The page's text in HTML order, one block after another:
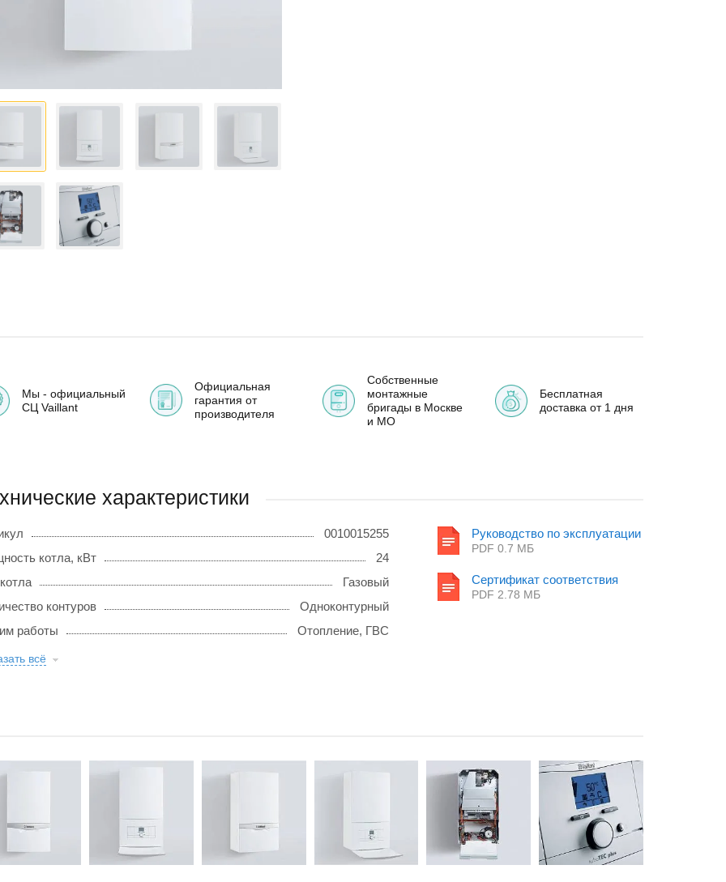
Мы - официальный
СЦ Vaillant
Официальная
гарантия от
производителя
Собственные
монтажные
бригады в Москве
и МО
Бесплатная
доставка от 1 дня
характеристики
0010015255
котла, кВт
24
Газовый
контуров
Одноконтурный
работы
Отопление, ГВС
всё
Руководство по эксплуатации
PDF 0.7 MБ
Сертификат соответствия
PDF 2.78 MБ